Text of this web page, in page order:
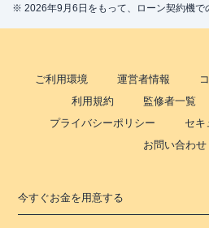
※ 2026年9月6日をもって、ローン契約機で
ご利用環境 運営者情報
利用規約
監修者一覧
プライバシーポリシー
セキ
お問い合わせ
今すぐお金を用意する